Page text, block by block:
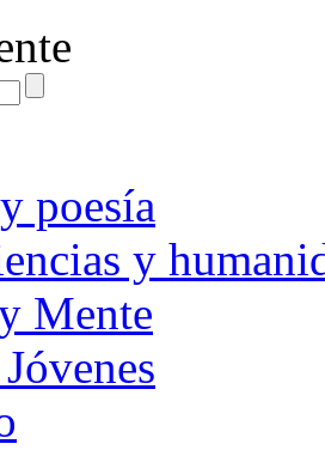
poesía
y
Mente